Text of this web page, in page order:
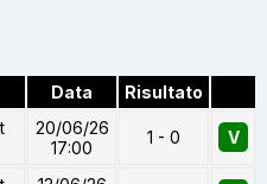
Data
Risultato
20/06/26
17:00
1 - 0 V